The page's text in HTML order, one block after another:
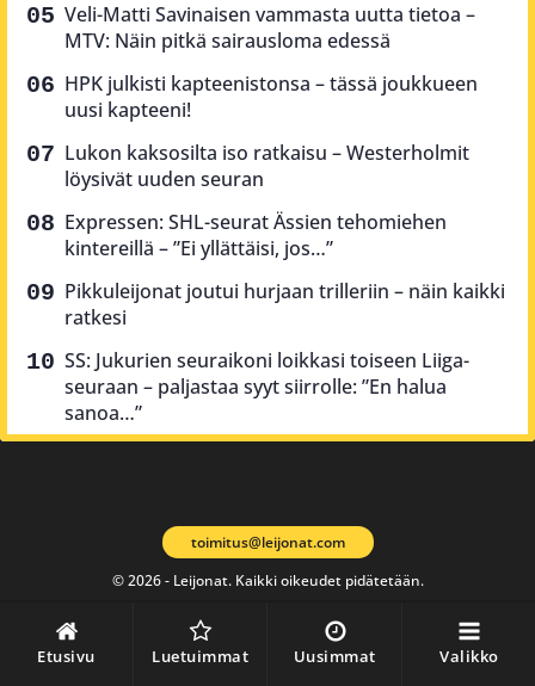
Etusivu Luetuimmat Uusimmat Valikko
Veli-Matti Savinaisen vammasta uutta tietoa –
MTV: Näin pitkä sairausloma edessä
HPK julkisti kapteenistonsa – tässä joukkueen
uusi kapteeni!
Lukon kaksosilta iso ratkaisu – Westerholmit
löysivät uuden seuran
Expressen: SHL-seurat Ässien tehomiehen
kintereillä – ”Ei yllättäisi, jos…”
Pikkuleijonat joutui hurjaan trilleriin – näin kaikki
ratkesi
SS: Jukurien seuraikoni loikkasi toiseen Liiga-
seuraan – paljastaa syyt siirrolle: ”En halua
sanoa…”
© 2026 - Leijonat. Kaikki oikeudet pidätetään.
toimitus@leijonat.com